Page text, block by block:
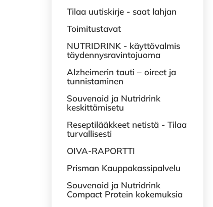
Tilaa uutiskirje - saat lahjan
Toimitustavat
NUTRIDRINK - käyttövalmis
täydennysravintojuoma
Alzheimerin tauti – oireet ja
tunnistaminen
Souvenaid ja Nutridrink
keskittämisetu
Reseptilääkkeet netistä - Tilaa
turvallisesti
OIVA-RAPORTTI
Prisman Kauppakassipalvelu
Souvenaid ja Nutridrink
Compact Protein kokemuksia